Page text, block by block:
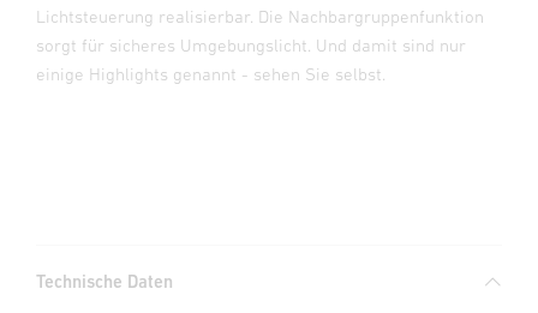
Lichtsteuerung realisierbar. Die Nachbargruppenfunktion
sorgt für sicheres Umgebungslicht. Und damit sind nur
einige Highlights genannt - sehen Sie selbst.
Technische Daten